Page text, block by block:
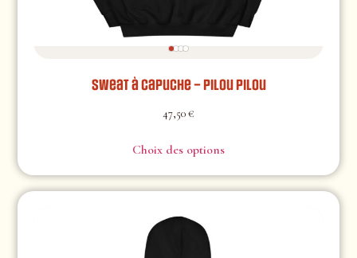
Sweat à capuche – Pilou Pilou
47,50€
Choix des options